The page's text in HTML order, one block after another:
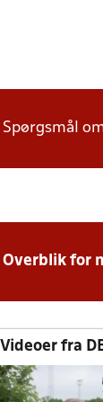
Spørgsmål
Overblik for
Videoer fra